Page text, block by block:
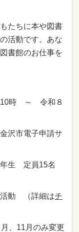
たちに本や図書
活動です。あな
書館のお仕事を
10時 ～ 令和８
沢市電子申請サ
生 定員15名
活動 （詳細はチ
、11月のみ変更